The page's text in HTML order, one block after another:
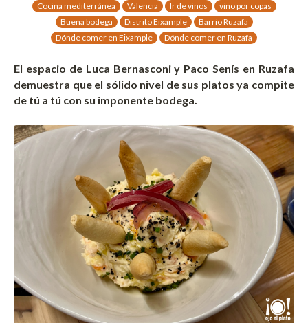
Cocina mediterránea Valencia Ir de vinos
vino por copas
Buena bodega
Distrito Eixample
Barrio Ruzafa
Dónde comer en Eixample
Dónde comer en Ruzafa
El espacio de Luca Bernasconi y Paco Senís en Ruzafa
demuestra que el sólido nivel de sus platos ya compite
de tú a tú con su imponente bodega.